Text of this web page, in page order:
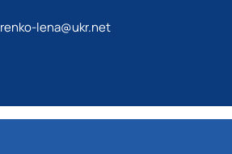
lena@ukr.net